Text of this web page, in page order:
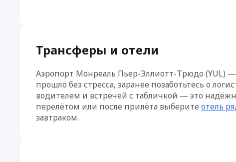
Трансферы и отели
Аэропорт Монреаль Пьер-Эллиотт-Трюдо (YUL)
прошло без стресса, заранее позаботьтесь о
водителем и встречей с табличкой — это
перелётом или после прилёта выберите отель
завтраком.